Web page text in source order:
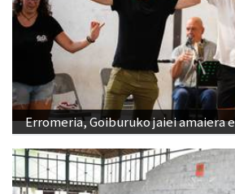
Erromeria, Goiburuko jaiei amaiera